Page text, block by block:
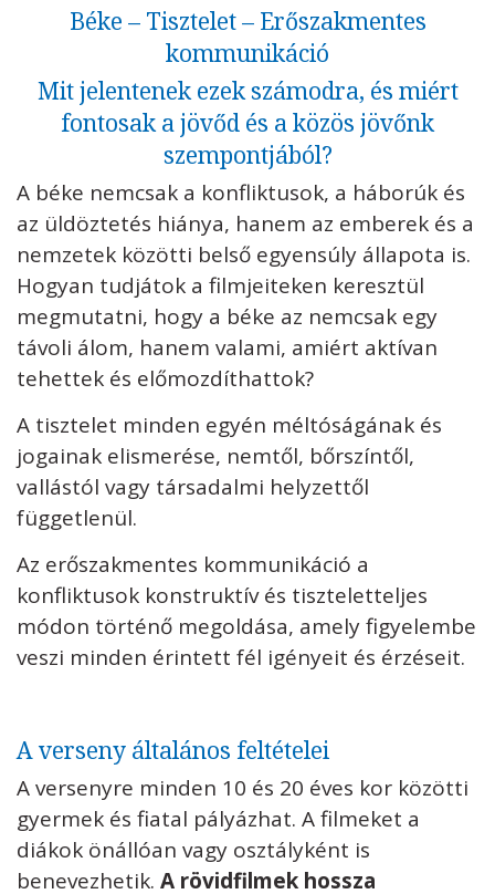
Béke – Tisztelet – Erőszakmentes
kommunikáció
Mit jelentenek ezek számodra, és miért
fontosak a jövőd és a közös jövőnk
szempontjából?
A béke nemcsak a konfliktusok, a háborúk és
az üldöztetés hiánya, hanem az emberek és a
nemzetek közötti belső egyensúly állapota is.
Hogyan tudjátok a filmjeiteken keresztül
megmutatni, hogy a béke az nemcsak egy
távoli álom, hanem valami, amiért aktívan
tehettek és előmozdíthattok?
A tisztelet minden egyén méltóságának és
jogainak elismerése, nemtől, bőrszíntől,
vallástól vagy társadalmi helyzettől
függetlenül.
Az erőszakmentes kommunikáció a
konfliktusok konstruktív és tiszteletteljes
módon történő megoldása, amely figyelembe
veszi minden érintett fél igényeit és érzéseit.
A verseny általános feltételei
A versenyre minden 10 és 20 éves kor közötti
gyermek és fiatal pályázhat. A filmeket a
diákok önállóan vagy osztályként is
benevezhetik. A rövidfilmek hossza